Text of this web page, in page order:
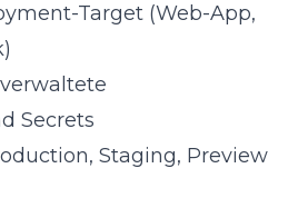
Target (Web-App,
Secrets
Staging, Preview